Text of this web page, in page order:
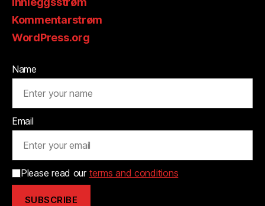
Kommentarstrøm
WordPress.org
Name
Email
Please read our terms and conditions